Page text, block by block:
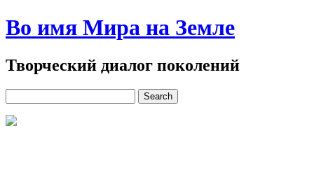
Во имя Мира на Земле
Творческий диалог поколений